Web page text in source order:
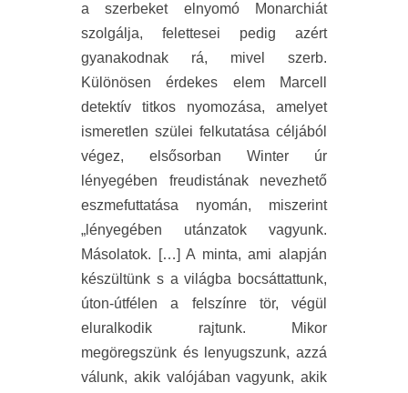
a szerbeket elnyomó Monarchiát
szolgálja, felettesei pedig azért
gyanakodnak rá, mivel szerb.
Különösen érdekes elem Marcell
detektív titkos nyomozása, amelyet
ismeretlen szülei felkutatása céljából
végez, elsősorban Winter úr
lényegében freudistának nevezhető
eszmefuttatása nyomán, miszerint
„lényegében utánzatok vagyunk.
Másolatok. […] A minta, ami alapján
készültünk s a világba bocsáttattunk,
úton-útfélen a felszínre tör, végül
eluralkodik rajtunk. Mikor
megöregszünk és lenyugszunk, azzá
válunk, akik valójában vagyunk, akik